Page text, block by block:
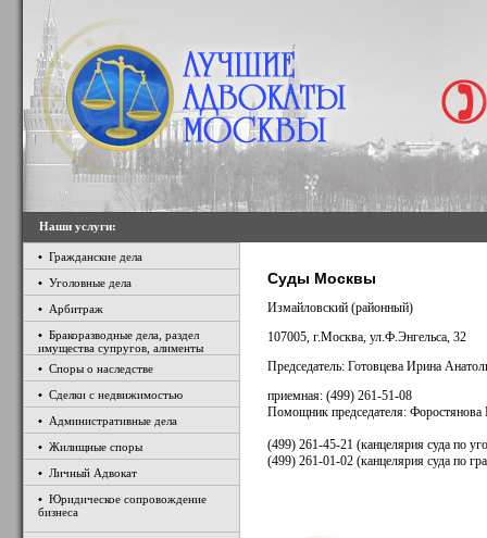
Наши услуги:
• Гражданские дела
• Уголовные дела
• Арбитраж
• Бракоразводные дела, раздел
имущества супругов, алименты
• Споры о наследстве
• Сделки с недвижимостью
• Административные дела
• Жилищные споры
• Личный Адвокат
• Юридическое сопровождение
бизнеса
Суды Москвы
Измайловский (районный)
107005, г.Москва, ул.Ф.Энгельса, 32
Председатель: Готовцева Ирина
приемная: (499) 261-51-08
Помощник председателя: Форостянова
(499) 261-45-21 (канцелярия суда по
(499) 261-01-02 (канцелярия суда по